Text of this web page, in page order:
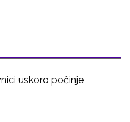
uskoro počinje